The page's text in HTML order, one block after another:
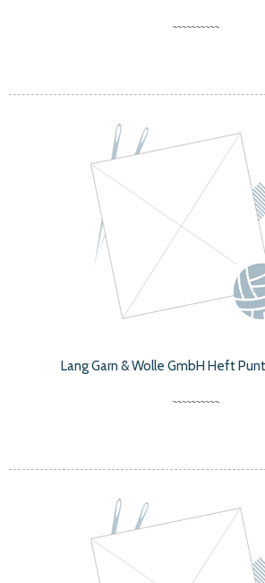
Lang Garn & Wolle GmbH Heft